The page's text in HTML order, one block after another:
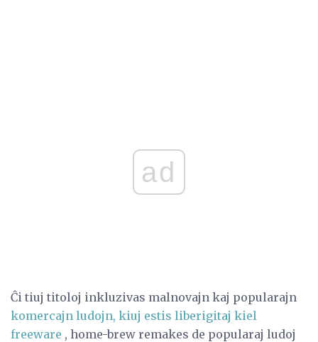
ad
Ĉi tiuj titoloj inkluzivas malnovajn kaj popularajn
komercajn ludojn, kiuj estis liberigitaj kiel
freeware , home-brew remakes de popularaj ludoj